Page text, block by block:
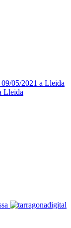
05/2021 a Lleida
Lleida